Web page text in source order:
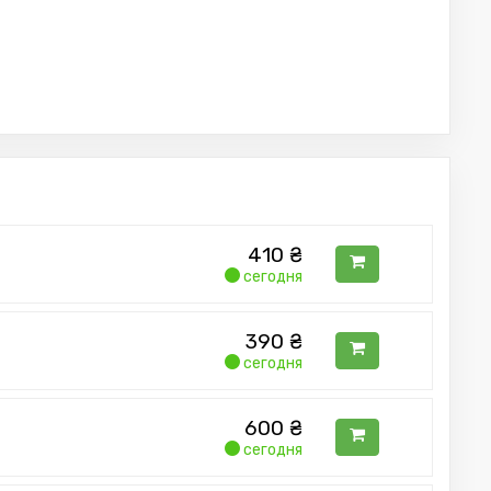
410 ₴
сегодня
390 ₴
сегодня
600 ₴
сегодня